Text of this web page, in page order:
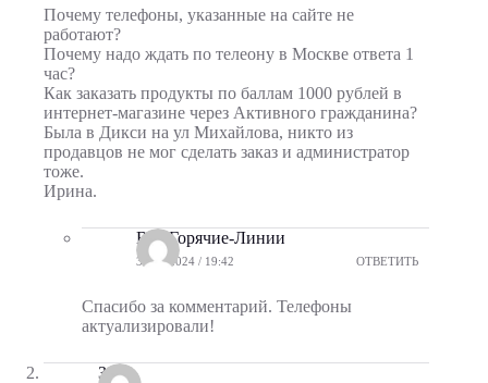
Почему телефоны, указанные на сайте не
работают?
Почему надо ждать по телеону в Москве ответа 1
час?
Как заказать продукты по баллам 1000 рублей в
интернет-магазине через Активного гражданина?
Была в Дикси на ул Михайлова, никто из
продавцов не мог сделать заказ и администратор
тоже.
Ирина.
Все-Горячие-Линии
30.06.2024 / 19:42 ОТВЕТИТЬ
Спасибо за комментарий. Телефоны
актуализировали!
Зоя